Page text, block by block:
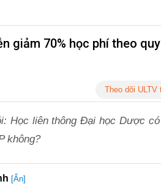
giảm 70% học phí theo
Theo dõi ULTV
Học liên thông Đại học Dược
không?
[Ẩn]